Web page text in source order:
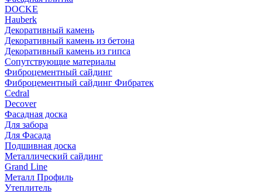
DOCKE
Hauberk
Декоративный камень
Декоративный камень из бетона
Декоративный камень из гипса
Сопутствующие материалы
Фиброцементный сайдинг
Фиброцементный сайдинг Фибратек
Cedral
Decover
Фасадная доска
Для забора
Для Фасада
Подшивная доска
Металлический сайдинг
Grand Line
Металл Профиль
Утеплитель